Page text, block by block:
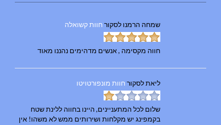
שמחה הרמנו לסקור חוות קשואלה
חווה מקסימה , אנשים מדהימים נהננו מאוד
ליאתלסקור חוות מונפורטויטו
שלום לכל המתעניינים, היינו בחווה ללינת שטח
בקמפינג יש מקלחות ושירותים ממש לא משהו! אין